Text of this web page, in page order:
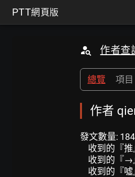
PTT網頁版
作者查
總覽 項目
作者
發文數量:
收到的『推
收到的『→
收到的『噓